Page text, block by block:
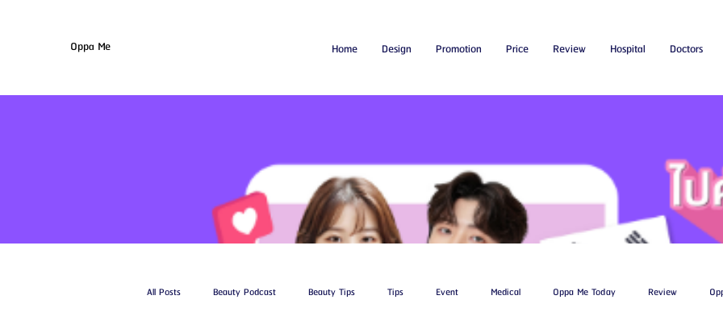
Home Design Promotion Price Review Hospital Doctors
Oppa Me
All Posts Beauty Podcast Beauty Tips Tips Event Medical Oppa Me Today Review